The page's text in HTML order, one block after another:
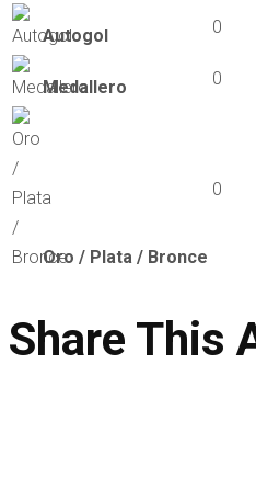
Autogol 0
Medallero 0
Oro / Plata / Bronce
0
Share This